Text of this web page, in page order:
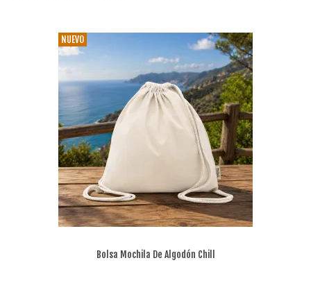
NUEVO
Bolsa Mochila De Algodón Chill